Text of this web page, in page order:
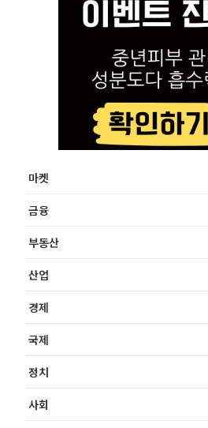
마켓
금융
부동산
산업
경제
국제
정치
사회